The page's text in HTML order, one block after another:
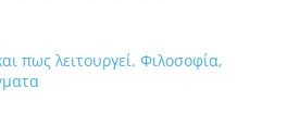
πως λειτουργεί. Φιλοσοφία,